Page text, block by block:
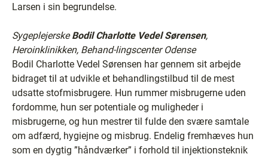
Larsen i sin begrundelse.
SygeplejerskeBodil Charlotte Vedel Sørensen,
Heroinklinikken, Behand-lingscenter Odense
Bodil Charlotte Vedel Sørensen har gennem sit arbejde
bidraget til at udvikle et behandlingstilbud til de mest
udsatte stofmisbrugere. Hun rummer misbrugerne uden
fordomme, hun ser potentiale og muligheder i
misbrugerne, og hun mestrer til fulde den svære samtale
om adfærd, hygiejne og misbrug. Endelig fremhæves hun
som en dygtig ”håndværker” i forhold til injektionsteknik